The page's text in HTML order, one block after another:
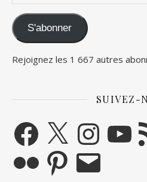
S'abonner
Rejoignez les 1 667 autres
SUIVEZ-
Facebook
X InstagramYouTube
PinterestE-mail